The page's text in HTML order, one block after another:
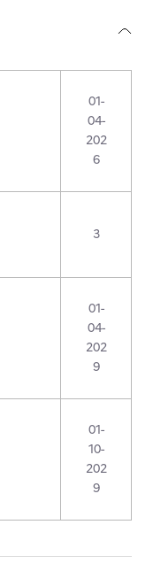
01-
04-
202
6
3
01-
04-
202
9
01-
10-
202
9